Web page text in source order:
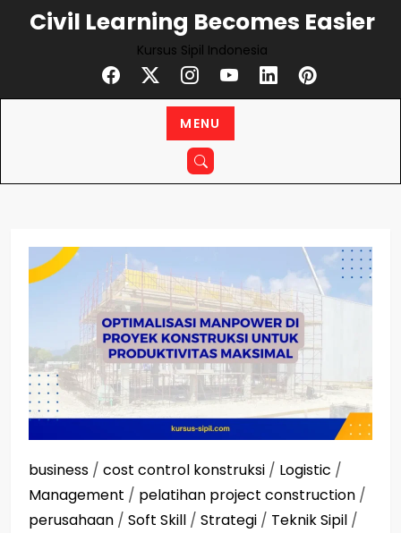
Civil Learning Becomes Easier
Kursus Sipil Indonesia
MENU
business / cost control konstruksi / Logistic /
Management / pelatihan project construction /
perusahaan / Soft Skill / Strategi / Teknik Sipil /